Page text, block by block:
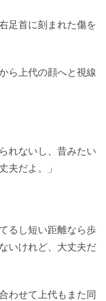
足首に刻まれた傷を
ら上代の顔へと視線
れないし、昔みたい
夫だよ。」
るし短い距離なら歩
いけれど、大丈夫だ
わせて上代もまた同